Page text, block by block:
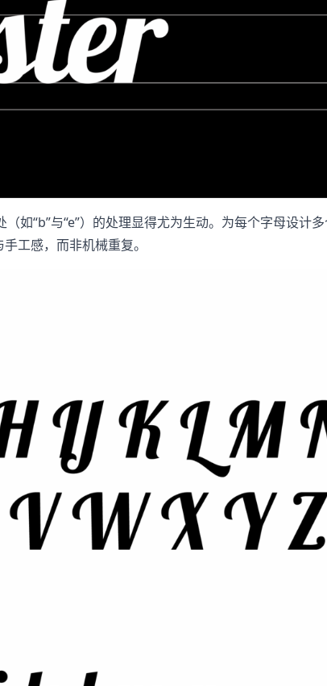
“b”与“e”）的处理显得尤为生动。为每个字母设计
工感，而非机械重复。